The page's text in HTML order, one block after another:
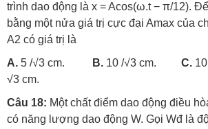
trình dao động là x = Acos(ω.t − π/12).
bằng một nửa giá trị cực đại Amax của
A2 có giá trị là
A. 5 /√3 cm. B. 10 /√3 cm. C.
√3 cm.
Câu 18: Một chất điểm dao động điều
có năng lượng dao động W. Gọi Wđ là